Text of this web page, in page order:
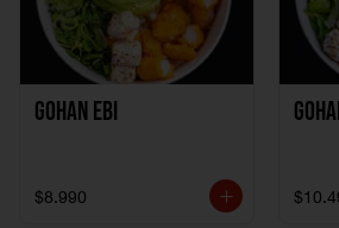
Gohan Ebi
$8.990